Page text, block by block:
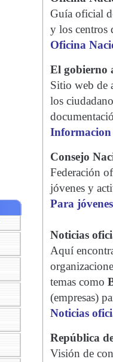
Guía oficial
y los centros
Oficina
El gobierno
Sitio web de
los
Consejo
Federación
jóvenes y
Para jóvenes
Noticias
Aquí
temas como
(empresas)
Noticias
República
Visión de